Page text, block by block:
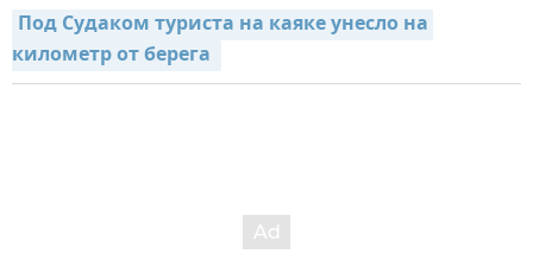
Под Судаком туриста на каяке унесло на
километр от берега